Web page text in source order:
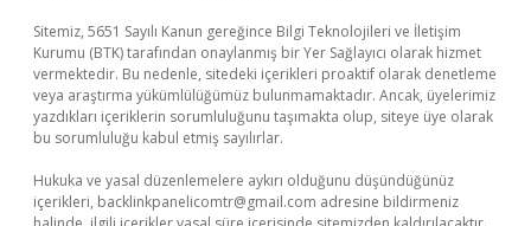
Sitemiz, 5651 Sayılı Kanun gereğince Bilgi Teknolojileri ve İletişim
Kurumu (BTK) tarafından onaylanmış bir Yer Sağlayıcı olarak hizmet
vermektedir. Bu nedenle, sitedeki içerikleri proaktif olarak denetleme
veya araştırma yükümlülüğümüz bulunmamaktadır. Ancak, üyelerimiz
yazdıkları içeriklerin sorumluluğunu taşımakta olup, siteye üye olarak
bu sorumluluğu kabul etmiş sayılırlar.
Hukuka ve yasal düzenlemelere aykırı olduğunu düşündüğünüz
içerikleri, backlinkpanelicomtr@gmail.com adresine bildirmeniz